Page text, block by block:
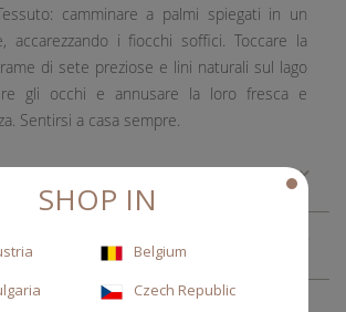
camminare a palmi spiegati in un
accarezzando i fiocchi soffici. Toccare la
di sete preziose e lini naturali sul lago
gli occhi e annusare la loro fresca e
Sentirsi a casa sempre.
SHOP IN
Belgium
Czech Republic